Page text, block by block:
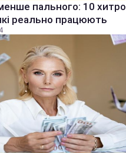
пального: 10
реально працюють